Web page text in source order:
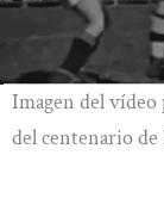
Imagen del vídeo
del centenario